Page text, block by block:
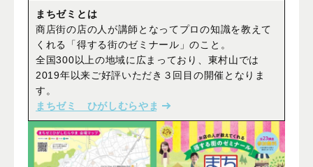
まちゼミとは
商店街の店の人が講師となってプロの知識を教えて
くれる「得する街のゼミナール」のこと。
全国300以上の地域に広まっており、東村山では
2019年以来ご好評いただき３回目の開催となりま
す。
まちゼミ ひがしむらやま